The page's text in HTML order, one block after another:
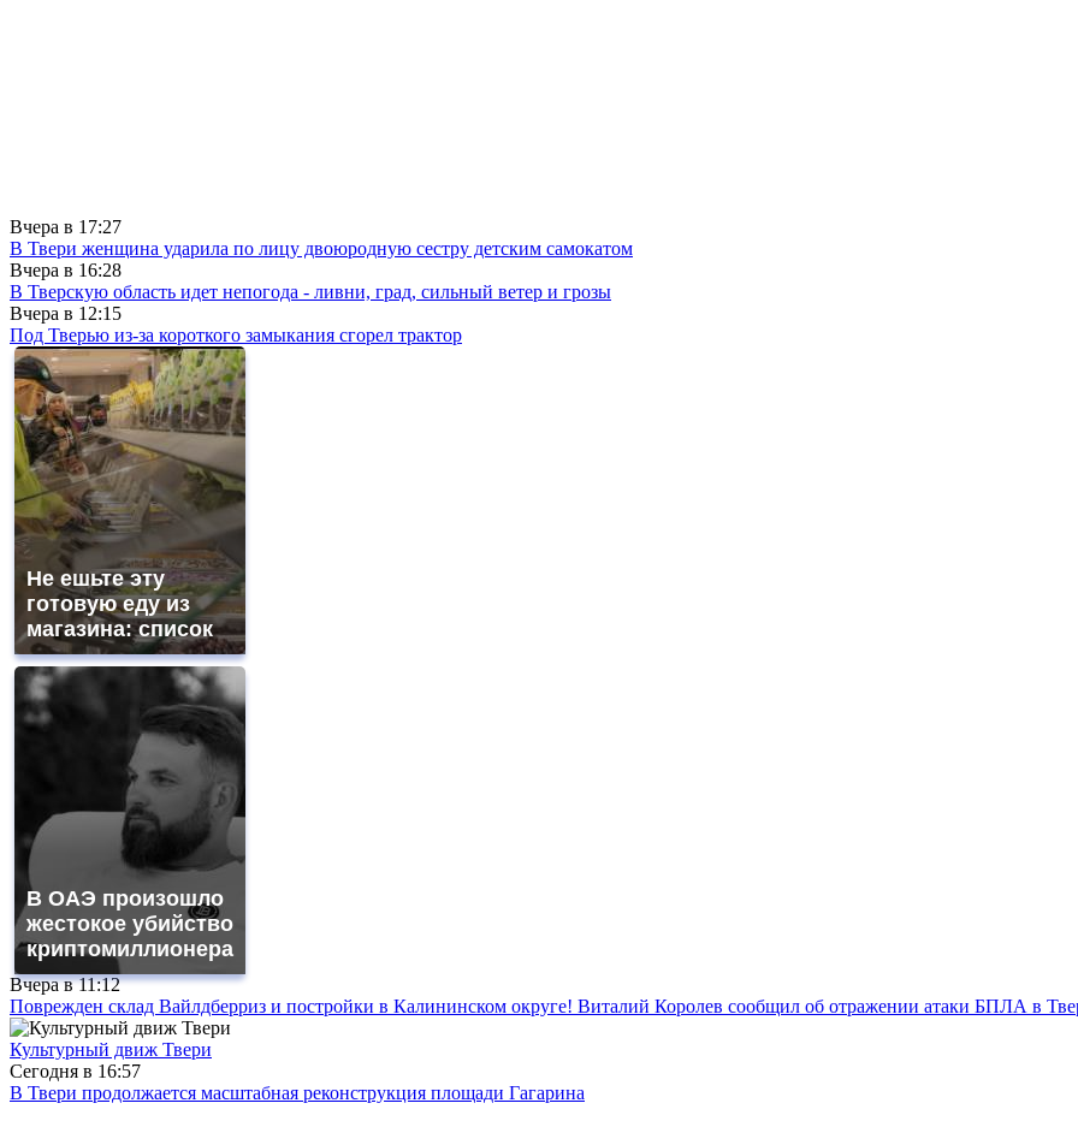
Вчера в 17:27
В Твери женщина ударила по лицу двоюродную сестру детским самокатом
Вчера в 16:28
В Тверскую область идет непогода - ливни, град, сильный ветер и грозы
Вчера в 12:15
Под Тверью из-за короткого замыкания сгорел трактор
Не ешьте эту
готовую еду из
магазина: список
В ОАЭ произошло
жестокое убийство
криптомиллионера
Вчера в11:12
Поврежден склад Вайлдберриз и постройки в Калининском округе! Виталий Королев сообщил об отражении атаки БПЛА в
Культурный движ Твери
Сегодня в 16:57
В Твери продолжается масштабная реконструкция площади Гагарина